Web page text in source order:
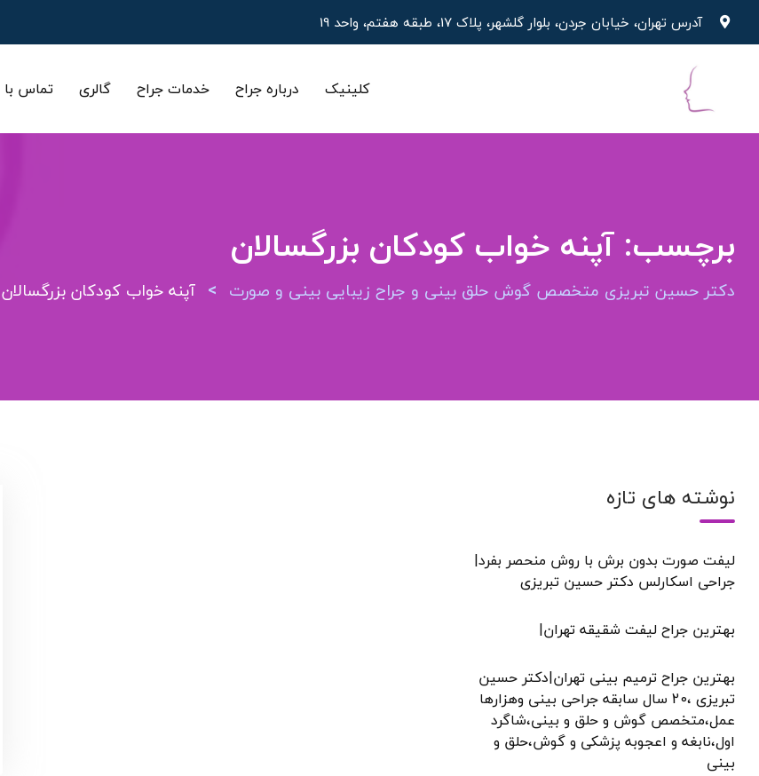
آدرس تهران، خیابان جردن، بلوار گلشهر، پلاک 17، طبقه هفتم، واحد 19
کلینیک درباره جراح خدمات جراح گالری تماس با
برچسب: آپنه خواب کودکان بزرگسالان
دکتر حسین تبریزی متخصص گوش حلق بینی و جراح زیبایی بینی و صورت > آپنه خواب کودکان بزرگسالان
نوشته های تازه
لیفت صورت بدون برش با روش منحصر بفرد|
جراحی اسکارلس دکتر حسین تبریزی
بهترین جراح لیفت شقیقه تهران|
بهترین جراح ترمیم بینی تهران|دکتر حسین
تبریزی ،20 سال سابقه جراحی بینی وهزارها
عمل،متخصص گوش و حلق و بینی،شاگرد
اول،نابغه و اعجوبه پزشکی و گوش،حلق و
بینی